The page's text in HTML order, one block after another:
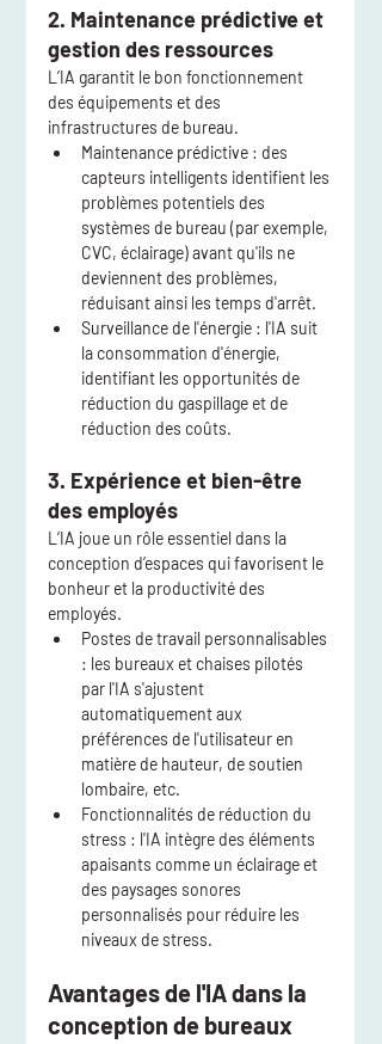
2. Maintenance prédictive et
gestion des ressources
L’IA garantit le bon fonctionnement
des équipements et des
infrastructures de bureau.
Maintenance prédictive : des
capteurs intelligents identifient les
problèmes potentiels des
systèmes de bureau (par exemple,
CVC, éclairage) avant qu'ils ne
deviennent des problèmes,
réduisant ainsi les temps d'arrêt.
Surveillance de l'énergie : l'IA suit
la consommation d'énergie,
identifiant les opportunités de
réduction du gaspillage et de
réduction des coûts.
3. Expérience et bien-être
des employés
L’IA joue un rôle essentiel dans la
conception d’espaces qui favorisent le
bonheur et la productivité des
employés.
Postes de travail personnalisables
: les bureaux et chaises pilotés
par l'IA s'ajustent
automatiquement aux
préférences de l'utilisateur en
matière de hauteur, de soutien
lombaire, etc.
Fonctionnalités de réduction du
stress : l'IA intègre des éléments
apaisants comme un éclairage et
des paysages sonores
personnalisés pour réduire les
niveaux de stress.
Avantages de l'IA dans la
conception de bureaux